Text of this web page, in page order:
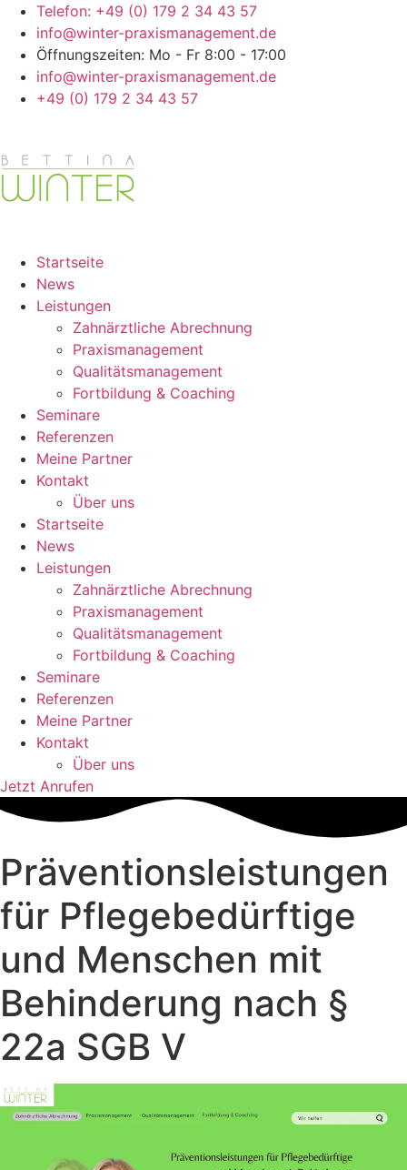
Zum
Inhalt
springen
Telefon: +49 (0) 179 2 34 43 57
info@winter-praxismanagement.de
Öffnungszeiten: Mo - Fr 8:00 - 17:00
info@winter-praxismanagement.de
+49 (0) 179 2 34 43 57
Startseite
News
Leistungen
Zahnärztliche Abrechnung
Praxismanagement
Qualitätsmanagement
Fortbildung & Coaching
Seminare
Referenzen
Meine Partner
Kontakt
Über uns
Startseite
News
Leistungen
Zahnärztliche Abrechnung
Praxismanagement
Qualitätsmanagement
Fortbildung & Coaching
Seminare
Referenzen
Meine Partner
Kontakt
Über uns
Jetzt Anrufen
Präventionsleistungen
für Pflegebedürftige
und Menschen mit
Behinderung nach §
22a SGB V